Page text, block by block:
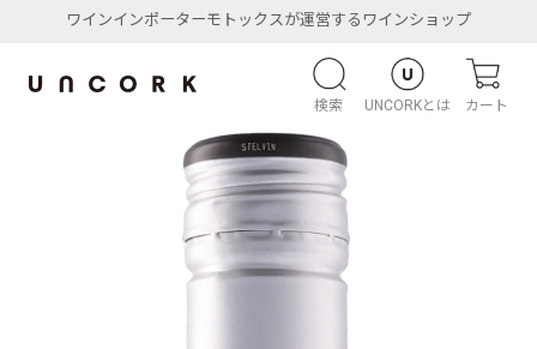
ワインインポーターモトックスが運営するワインショップ
検索 UNCORKとは カート